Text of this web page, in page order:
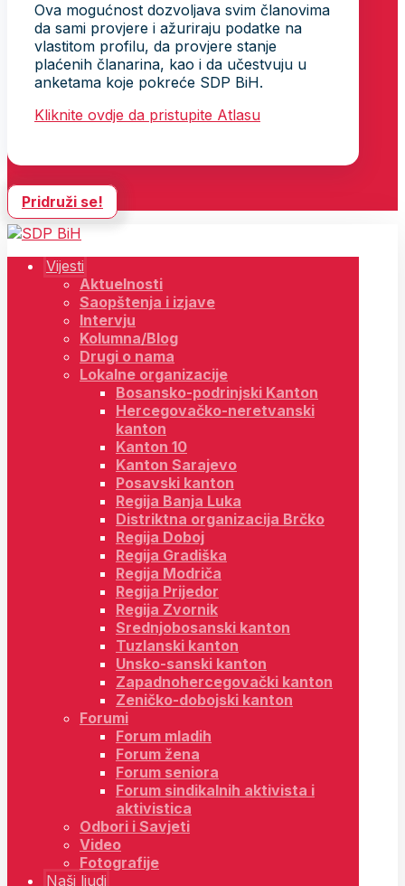
Ova mogućnost dozvoljava svim članovima
da sami provjere i ažuriraju podatke na
vlastitom profilu, da provjere stanje
plaćenih članarina, kao i da učestvuju u
anketama koje pokreće SDP BiH.
Kliknite ovdje da pristupite Atlasu
Pridruži se!
Vijesti
Aktuelnosti
Saopštenja i izjave
Intervju
Kolumna/Blog
Drugi o nama
Lokalne organizacije
Bosansko-podrinjski Kanton
Hercegovačko-neretvanski
kanton
Kanton 10
Kanton Sarajevo
Posavski kanton
Regija Banja Luka
Distriktna organizacija Brčko
Regija Doboj
Regija Gradiška
Regija Modriča
Regija Prijedor
Regija Zvornik
Srednjobosanski kanton
Tuzlanski kanton
Unsko-sanski kanton
Zapadnohercegovački kanton
Zeničko-dobojski kanton
Forumi
Forum mladih
Forum žena
Forum seniora
Forum sindikalnih aktivista i
aktivistica
Odbori i Savjeti
Video
Fotografije
Naši ljudi